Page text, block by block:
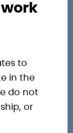
to
in the
do not
or